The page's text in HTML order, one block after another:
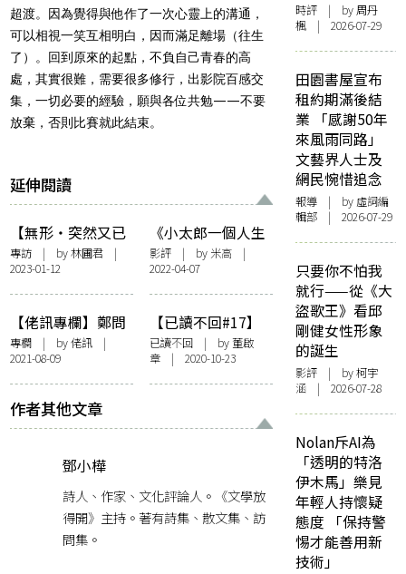
超渡。因為覺得與他作了一次心靈上的溝通，
可以相視一笑互相明白，因而滿足離場（往生
了）。回到原來的起點，不負自己青春的高
處，其實很難，需要很多修行，出影院百感交
集，一切必要的經驗，願與各位共勉——不要
放棄，否則比賽就此結束。
延伸閱讀
【無形・突然又已
一年】世界尚未大
獲全勝：漫畫家柳
廣成的畫筆始終指
向前衛
專訪 | by 林圃君 |
2023-01-12
《小太郎一個人生
活》：動畫後的日
本兒童和家庭殘酷
現象
影評| by 米高 |
2022-04-07
【佬訊專欄】鄭問
——漫畫迷都未必
知道的漫畫大師
專欄 | by佬訊 |
2021-08-09
【已讀不回#17】
董啟章：日本神預
言漫畫——大友克
洋《阿基拉》
已讀不回| by 董啟
章 | 2020-10-23
作者其他文章
鄧小樺
詩人、作家、文化評論人。《文學放
得開》主持。著有詩集、散文集、訪
問集。
時評 | by周丹
楓 | 2026-07-29
田園書屋宣布
租約期滿後結
業 「感謝50年
來風雨同路」
文藝界人士及
網民惋惜追念
報導 | by 虛詞編
輯部 | 2026-07-29
只要你不怕我
就行——從《大
盜歌王》看邱
剛健女性形象
的誕生
影評 | by 柯宇
涵 | 2026-07-28
Nolan斥AI為
「透明的特洛
伊木馬」樂見
年輕人持懷疑
態度 「保持警
惕才能善用新
技術」